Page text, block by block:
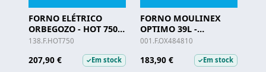
FORNO ELÉTRICO
ORBEGOZO - HOT 750 -
75LTS
138.F.HOT750
207,90 € ✓Em stock
FORNO MOULINEX
OPTIMO 39L -
OX484810
001.F.OX484810
183,90 € ✓Em stock